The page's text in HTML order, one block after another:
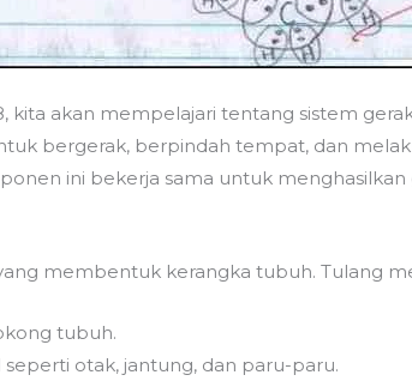
kita akan mempelajari tentang sistem
bergerak, berpindah tempat, dan
ini bekerja sama untuk menghasilkan
membentuk kerangka tubuh. Tulang
tubuh.
otak, jantung, dan paru-paru.